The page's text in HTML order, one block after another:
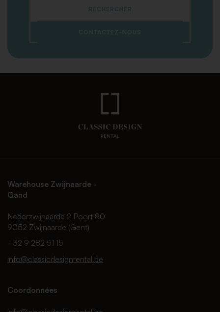
RECHERCHER
CONTACTEZ-NOUS
Warehouse Zwijnaarde -
Gand
Nederzwijnaarde 2 Poort 80
9052 Zwijnaarde (Gent)
+32 9 282 51 15
info@classicdesignrental.be
Coordonnées